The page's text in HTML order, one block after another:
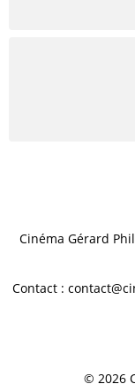
Cinéma Gérard
Contact :
© 2026